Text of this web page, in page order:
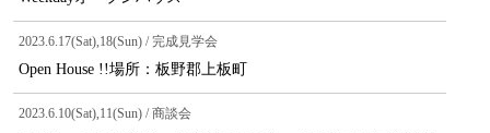
2023.6.17(Sat),18(Sun) / 完成見学会
Open House !!場所：板野郡上板町
2023.6.10(Sat),11(Sun) / 商談会